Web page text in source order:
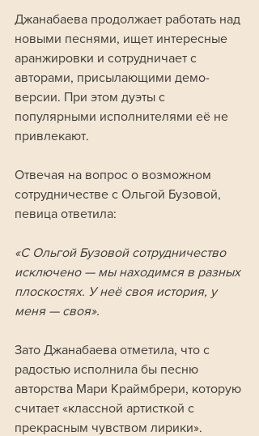
Джанабаева продолжает работать над
новыми песнями, ищет интересные
аранжировки и сотрудничает с
авторами, присылающими демо-
версии. При этом дуэты с
популярными исполнителями её не
привлекают.
Отвечая на вопрос о возможном
сотрудничестве с Ольгой Бузовой,
певица ответила:
«С Ольгой Бузовой сотрудничество
исключено — мы находимся в разных
плоскостях. У неё своя история, у
меня — своя».
Зато Джанабаева отметила, что с
радостью исполнила бы песню
авторства Мари Краймбрери, которую
считает «классной артисткой с
прекрасным чувством лирики».